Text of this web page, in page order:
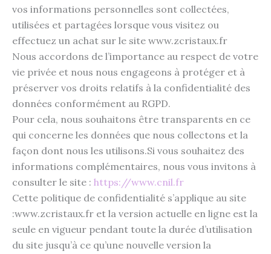
vos informations personnelles sont collectées,
utilisées et partagées lorsque vous visitez ou
effectuez un achat sur le site www.zcristaux.fr
Nous accordons de l’importance au respect de votre
vie privée et nous nous engageons à protéger et à
préserver vos droits relatifs à la confidentialité des
données conformément au RGPD.
Pour cela, nous souhaitons être transparents en ce
qui concerne les données que nous collectons et la
façon dont nous les utilisons.Si vous souhaitez des
informations complémentaires, nous vous invitons à
consulter le site : https://www.cnil.fr
Cette politique de confidentialité s’applique au site
:www.zcristaux.fr et la version actuelle en ligne est la
seule en vigueur pendant toute la durée d’utilisation
du site jusqu’à ce qu’une nouvelle version la